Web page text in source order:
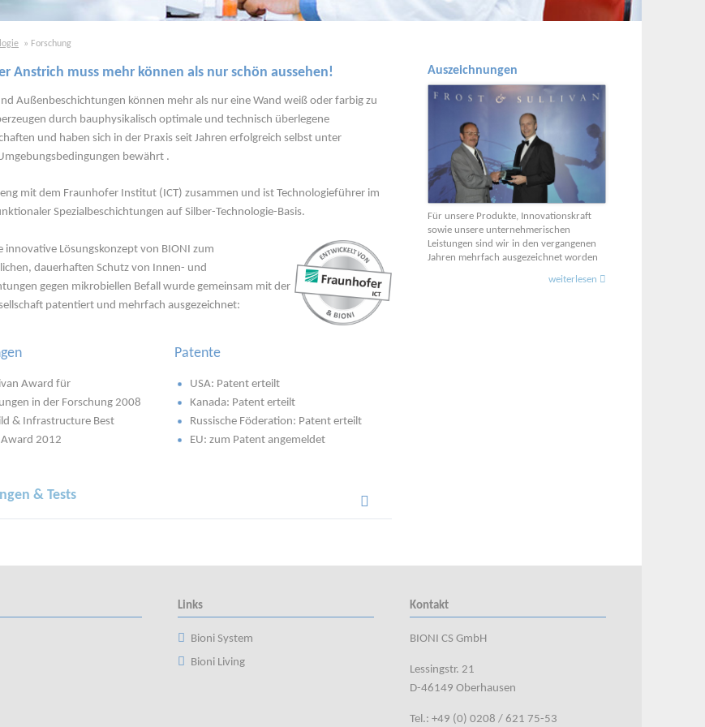
Forschung
Anstrich muss mehr können als nur schön aussehen!
Außenbeschichtungen können mehr als nur eine Wand weiß oder farbig zu
durch bauphysikalisch optimale und technisch überlegene
und haben sich in der Praxis seit Jahren erfolgreich selbst unter
bewährt .
mit dem Fraunhofer Institut (ICT) zusammen und ist Technologieführer im
Spezialbeschichtungen auf Silber-Technologie-Basis.
innovative Lösungskonzept von BIONI zum
dauerhaften Schutz von Innen- und
gegen mikrobiellen Befall wurde gemeinsam mit der
patentiert und mehrfach ausgezeichnet:
Award für
in der Forschung 2008
& Infrastructure Best
2012
Patente
USA: Patent erteilt
Kanada: Patent erteilt
Russische Föderation: Patent erteilt
EU: zum Patent angemeldet
& Tests
Auszeichnungen
Für unsere Produkte, Innovationskraft
sowie unsere unternehmerischen
Leistungen sind wir in den vergangenen
Jahren mehrfach ausgezeichnet worden
weiterlesen
Links
Bioni System
Bioni Living
Kontakt
BIONI CS GmbH
Lessingstr. 21
D-46149 Oberhausen
Tel.: +49 (0) 0208 / 621 75-53